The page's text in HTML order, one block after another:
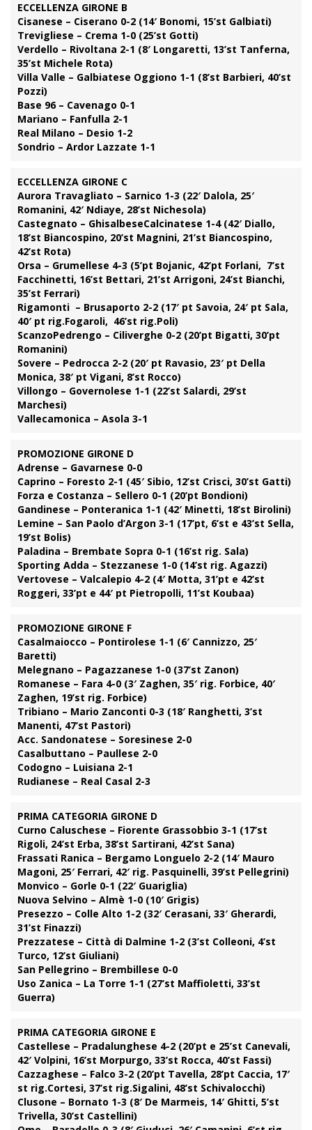
ECCELLENZA GIRONE B
Cisanese – Ciserano 0-2 (14′ Bonomi, 15’st Galbiati)
Trevigliese – Crema 1-0 (25’st Gotti)
Verdello – Rivoltana 2-1 (8′ Longaretti, 13’st Tanferna,
35’st Michele Rota)
Villa Valle – Galbiatese Oggiono 1-1 (8’st Barbieri, 40’st
Pozzi)
Base 96 – Cavenago 0-1
Mariano – Fanfulla 2-1
Real Milano – Desio 1-2
Sondrio – Ardor Lazzate 1-1
ECCELLENZA GIRONE C
Aurora Travagliato – Sarnico 1-3 (22′ Dalola, 25′
Romanini, 42′ Ndiaye, 28’st Nichesola)
Castegnato – GhisalbeseCalcinatese 1-4 (42′ Diallo,
18’st Biancospino, 20’st Magnini, 21’st Biancospino,
42’st Rota)
Orsa – Grumellese 4-3 (5’pt Bojanic, 42’pt Forlani, 7’st
Facchinetti, 16’st Bettari, 21’st Arrigoni, 24’st Bianchi,
35’st Ferrari)
Rigamonti – Brusaporto 2-2 (17′ pt Savoia, 24′ pt Sala,
40′ pt rig.Fogaroli, 46’st rig.Poli)
ScanzoPedrengo – Ciliverghe 0-2 (20’pt Bigatti, 30’pt
Romanini)
Sovere – Pedrocca 2-2 (20′ pt Ravasio, 23′ pt Della
Monica, 38′ pt Vigani, 8’st Rocco)
Villongo – Governolese 1-1 (22’st Salardi, 29’st
Marchesi)
Vallecamonica – Asola 3-1
PROMOZIONE GIRONE D
Adrense – Gavarnese 0-0
Caprino – Foresto 2-1 (45′ Sibio, 12’st Crisci, 30’st Gatti)
Forza e Costanza – Sellero 0-1 (20’pt Bondioni)
Gandinese – Ponteranica 1-1 (42′ Minetti, 18’st Birolini)
Lemine – San Paolo d’Argon 3-1 (17’pt, 6’st e 43’st Sella,
19’st Bolis)
Paladina – Brembate Sopra 0-1 (16’st rig. Sala)
Sporting Adda – Stezzanese 1-0 (14’st rig. Agazzi)
Vertovese – Valcalepio 4-2 (4′ Motta, 31’pt e 42’st
Roggeri, 33’pt e 44′ pt Pietropolli, 11’st Koubaa)
PROMOZIONE GIRONE F
Casalmaiocco – Pontirolese 1-1 (6′ Cannizzo, 25′
Baretti)
Melegnano – Pagazzanese 1-0 (37’st Zanon)
Romanese – Fara 4-0 (3′ Zaghen, 35′ rig. Forbice, 40′
Zaghen, 19’st rig. Forbice)
Tribiano – Mario Zanconti 0-3 (18′ Ranghetti, 3’st
Manenti, 47’st Pastori)
Acc. Sandonatese – Soresinese 2-0
Casalbuttano – Paullese 2-0
Codogno – Luisiana 2-1
Rudianese – Real Casal 2-3
PRIMA CATEGORIA GIRONE D
Curno Caluschese – Fiorente Grassobbio 3-1 (17’st
Rigoli, 24’st Erba, 38’st Sartirani, 42’st Sana)
Frassati Ranica – Bergamo Longuelo 2-2 (14′ Mauro
Magoni, 25′ Ferrari, 42′ rig. Pasquinelli, 39’st Pellegrini)
Monvico – Gorle 0-1 (22′ Guariglia)
Nuova Selvino – Almè 1-0 (10′ Grigis)
Presezzo – Colle Alto 1-2 (32′ Cerasani, 33′ Gherardi,
31’st Finazzi)
Prezzatese – Città di Dalmine 1-2 (3’st Colleoni, 4’st
Turco, 12’st Giuliani)
San Pellegrino – Brembillese 0-0
Uso Zanica – La Torre 1-1 (27’st Maffioletti, 33’st
Guerra)
PRIMA CATEGORIA GIRONE E
Castellese – Pradalunghese 4-2 (20’pt e 25’st Canevali,
42′ Volpini, 16’st Morpurgo, 33’st Rocca, 40’st Fassi)
Cazzaghese – Falco 3-2 (20’pt Tavella, 28’pt Caccia, 17′
st rig.Cortesi, 37’st rig.Sigalini, 48’st Schivalocchi)
Clusone – Bornato 1-3 (8′ De Marmeis, 14′ Ghitti, 5’st
Trivella, 30’st Castellini)